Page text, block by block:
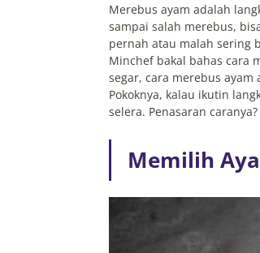
Merebus ayam adalah
sampai salah merebus,
pernah atau malah sering
Minchef bakal bahas cara
segar, cara merebus
Pokoknya, kalau ikutin
selera. Penasaran caranya?
Memilih